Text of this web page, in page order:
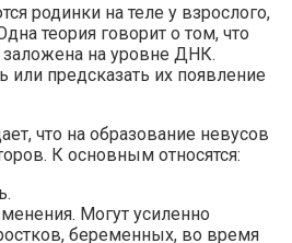
родинки на теле у взрослого,
теория говорит о том, что
на уровне ДНК.
или предсказать их появление
что на образование невусов
К основным относятся:
Могут усиленно
беременных, во время